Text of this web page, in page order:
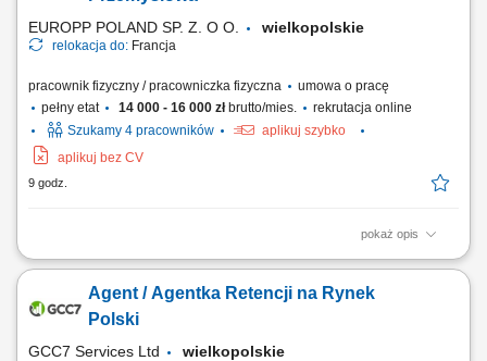
EUROPP POLAND SP. Z. O O. wielkopolskie
relokacja do: Francja
pracownik fizyczny / pracowniczka fizyczna
umowa o pracę
pełny etat
14 000 - 16 000 złbrutto/mies.
rekrutacja online
Szukamy 4 pracowników
aplikuj szybko
aplikuj bez CV
9 godz.
pokaż opis
Zadania Układanie, podłączanie i mocowanie strukturalnych wiązek
sterujących oraz komponentów elektrycznych taboru; Wykonywanie
prac montażowych w oparciu o schematy techniczne i wytyczne
Agent / Agentka Retencji na Rynek
Polski
GCC7 Services Ltd wielkopolskie